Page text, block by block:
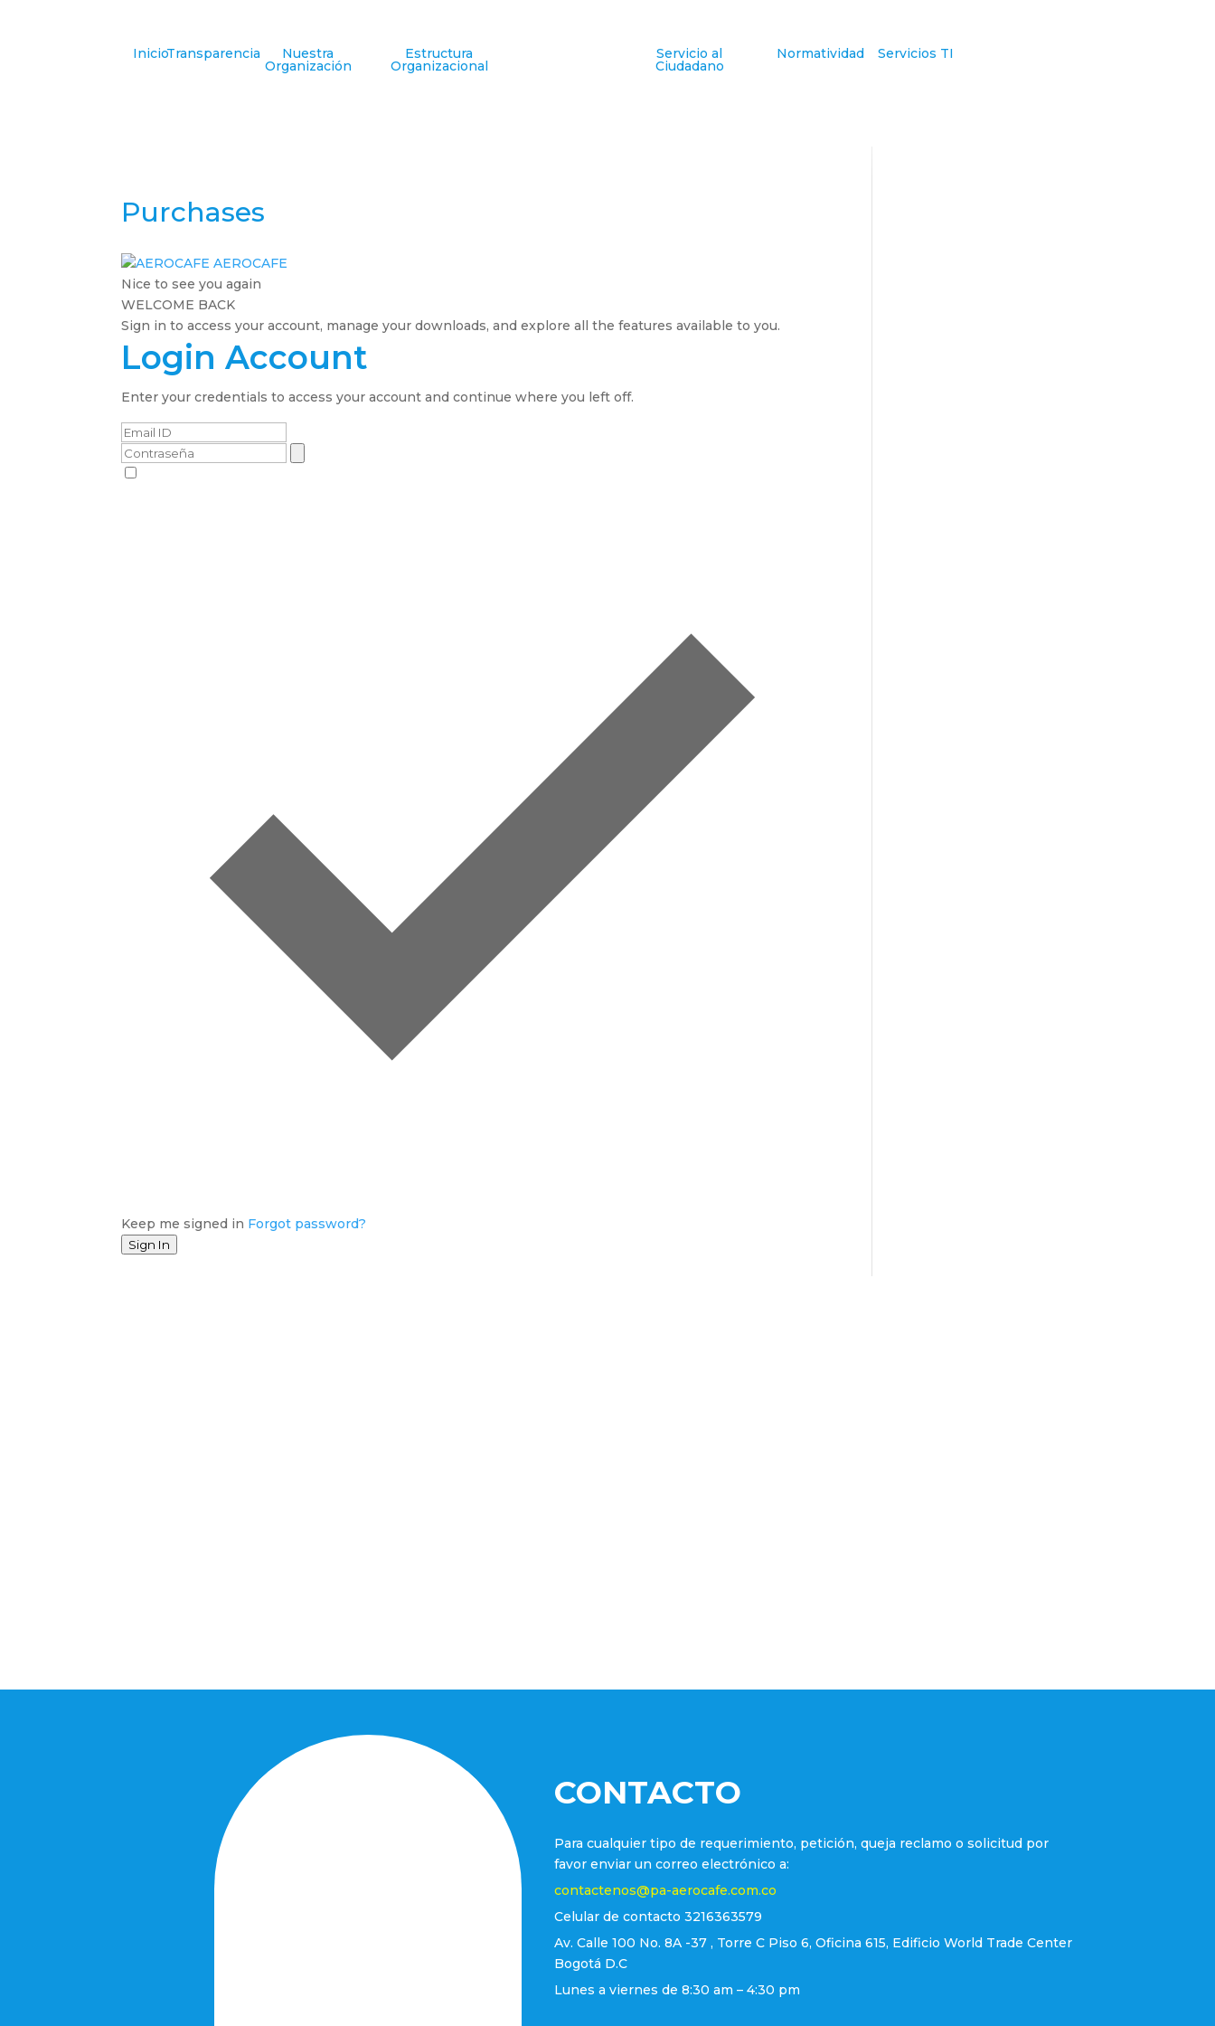
InicioTransparencia Nuestra
Organización
Estructura
Organizacional
Servicio al
Ciudadano
Normatividad Servicios TI
Purchases
AEROCAFE
Nice to see you again
WELCOME BACK
Sign in to access your account, manage your downloads, and explore all the features available to you.
Login Account
Enter your credentials to access your account and continue where you left off.
Keep me signed in Forgot password?
Sign In
CONTACTO
Para cualquier tipo de requerimiento, petición, queja reclamo o solicitud por
favor enviar un correo electrónico a:
contactenos@pa-aerocafe.com.co
Celular de contacto 3216363579
Av. Calle 100 No. 8A -37 , Torre C Piso 6, Oficina 615, Edificio World Trade Center
Bogotá D.C
Lunes a viernes de 8:30 am – 4:30 pm